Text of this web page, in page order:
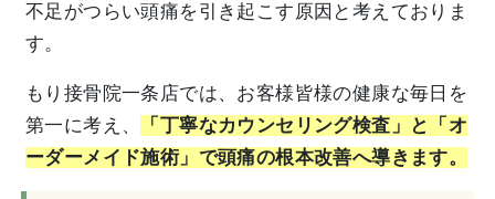
不足がつらい頭痛を引き起こす原因と考えておりま
す。
もり接骨院一条店では、お客様皆様の健康な毎日を
第一に考え、
「丁寧なカウンセリング検査」と「オ
ーダーメイド施術」で頭痛の根本改善へ導きます。